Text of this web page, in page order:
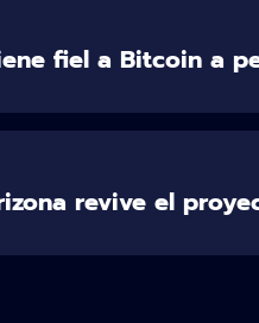
fiel a Bitcoin a
revive el